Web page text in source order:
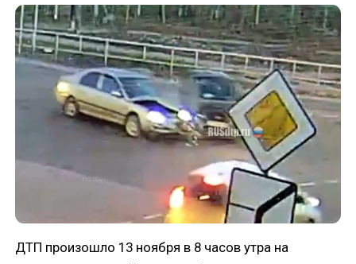
ДТП произошло 13 ноября в 8 часов утра на